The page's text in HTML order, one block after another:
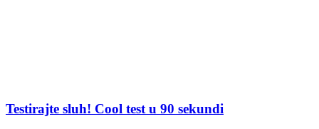
Testirajte sluh! Cool test u 90 sekundi